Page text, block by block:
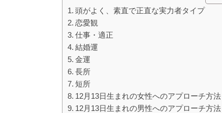
頭がよく、素直で正直な実力者タイプ
恋愛観
仕事・適正
結婚運
金運
長所
短所
12月13日生まれの女性へのアプローチ方法
12月13日生まれの男性へのアプローチ方法